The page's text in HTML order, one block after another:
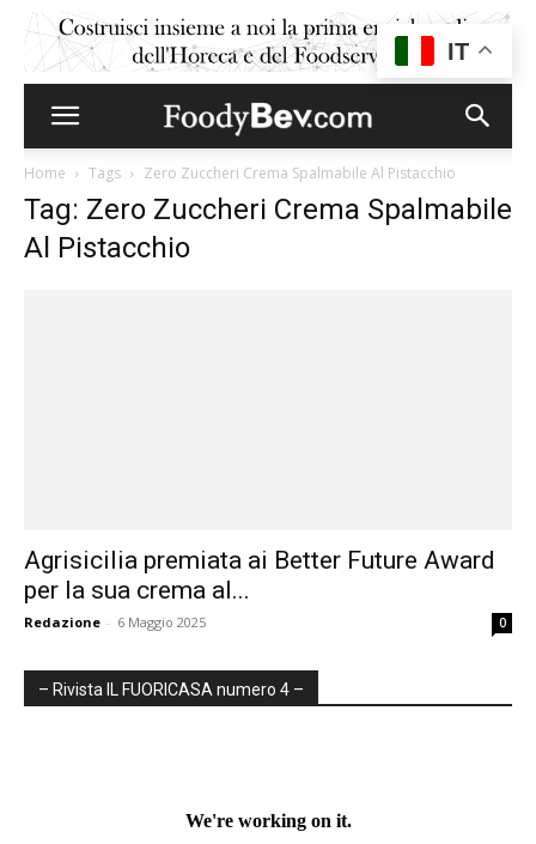
Home Tags Zero Zuccheri Crema Spalmabile Al Pistacchio
Tag: Zero Zuccheri Crema Spalmabile
Al Pistacchio
Agrisicilia premiata ai Better Future Award
per la sua crema al...
Redazione - 6 Maggio 2025 0
– Rivista IL FUORICASA numero 4 –
IT